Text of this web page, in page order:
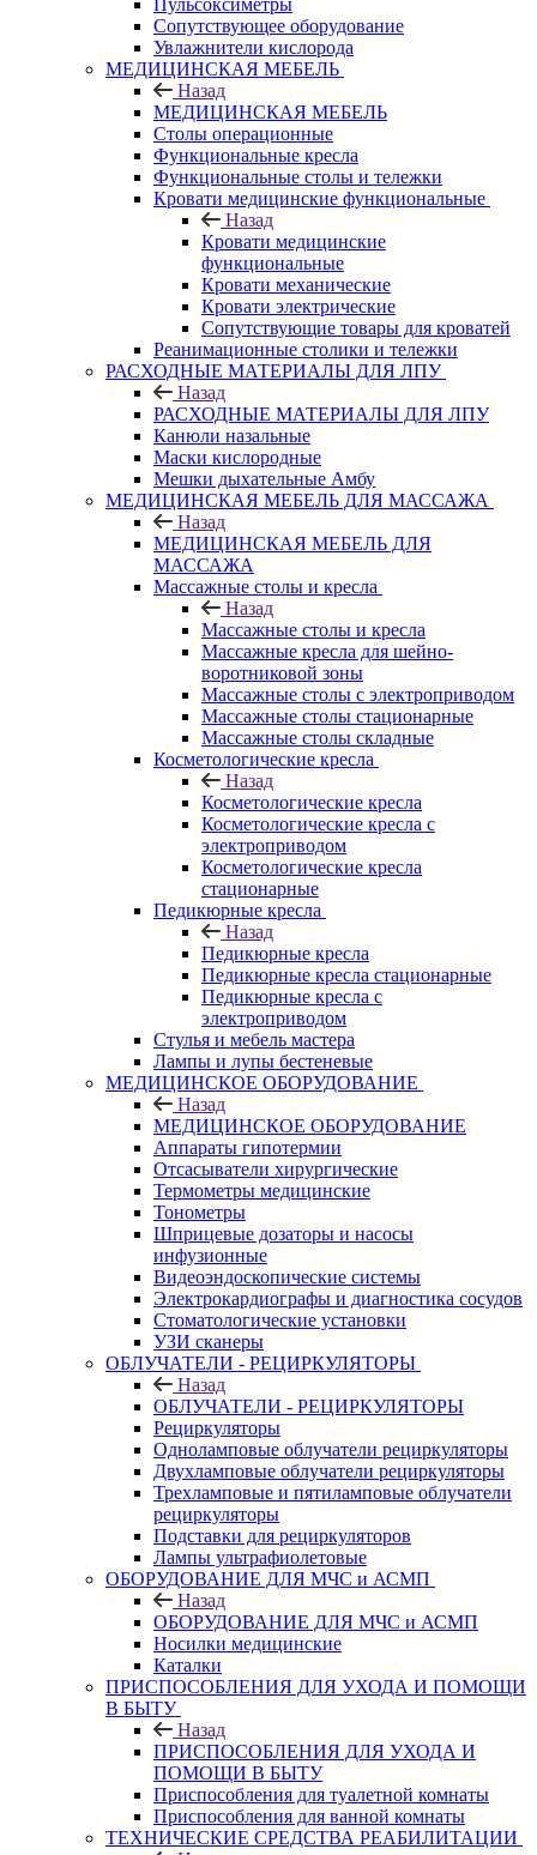
Сопутствующее оборудование
Увлажнители кислорода
МЕДИЦИНСКАЯ МЕБЕЛЬ
Назад
МЕДИЦИНСКАЯ МЕБЕЛЬ
Столы операционные
Функциональные кресла
Функциональные столы и тележки
Кровати медицинские функциональные
Назад
Кровати медицинские
функциональные
Кровати механические
Кровати электрические
Сопутствующие товары для кроватей
Реанимационные столики и тележки
РАСХОДНЫЕ МАТЕРИАЛЫ ДЛЯ ЛПУ
Назад
РАСХОДНЫЕ МАТЕРИАЛЫ ДЛЯ ЛПУ
Канюли назальные
Маски кислородные
Мешки дыхательные Амбу
МЕДИЦИНСКАЯ МЕБЕЛЬ ДЛЯ МАССАЖА
Назад
МЕДИЦИНСКАЯ МЕБЕЛЬ ДЛЯ
МАССАЖА
Массажные столы и кресла
Назад
Массажные столы и кресла
Массажные кресла для шейно-
воротниковой зоны
Массажные столы с электроприводом
Массажные столы стационарные
Массажные столы складные
Косметологические кресла
Назад
Косметологические кресла
Косметологические кресла с
электроприводом
Косметологические кресла
стационарные
Педикюрные кресла
Назад
Педикюрные кресла
Педикюрные кресла стационарные
Педикюрные кресла с
электроприводом
Стулья и мебель мастера
Лампы и лупы бестеневые
МЕДИЦИНСКОЕ ОБОРУДОВАНИЕ
Назад
МЕДИЦИНСКОЕ ОБОРУДОВАНИЕ
Аппараты гипотермии
Отсасыватели хирургические
Термометры медицинские
Тонометры
Шприцевые дозаторы и насосы
инфузионные
Видеоэндоскопические системы
Электрокардиографы и диагностика сосудов
Стоматологические установки
УЗИ сканеры
ОБЛУЧАТЕЛИ - РЕЦИРКУЛЯТОРЫ
Назад
ОБЛУЧАТЕЛИ - РЕЦИРКУЛЯТОРЫ
Рециркуляторы
Одноламповые облучатели рециркуляторы
Двухламповые облучатели рециркуляторы
Трехламповые и пятиламповые облучатели
рециркуляторы
Подставки для рециркуляторов
Лампы ультрафиолетовые
ОБОРУДОВАНИЕ ДЛЯ МЧС и АСМП
Назад
ОБОРУДОВАНИЕ ДЛЯ МЧС и АСМП
Носилки медицинские
Каталки
ПРИСПОСОБЛЕНИЯ ДЛЯ УХОДА И ПОМОЩИ
В БЫТУ
Назад
ПРИСПОСОБЛЕНИЯ ДЛЯ УХОДА И
ПОМОЩИ В БЫТУ
Приспособления для туалетной комнаты
Приспособления для ванной комнаты
ТЕХНИЧЕСКИЕ СРЕДСТВА РЕАБИЛИТАЦИИ